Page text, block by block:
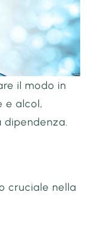
il modo in
e alcol,
cruciale nella